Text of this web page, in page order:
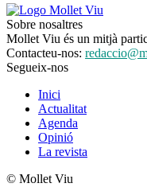
Sobre nosaltres
Mollet Viu és un mitjà
Contacteu-nos:
Segueix-nos
Inici
Actualitat
Agenda
Opinió
La revista
© Mollet Viu